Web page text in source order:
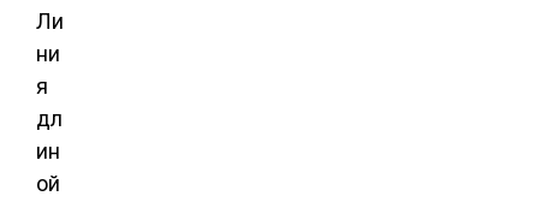
Ли
ни
я
дл
ин
ой